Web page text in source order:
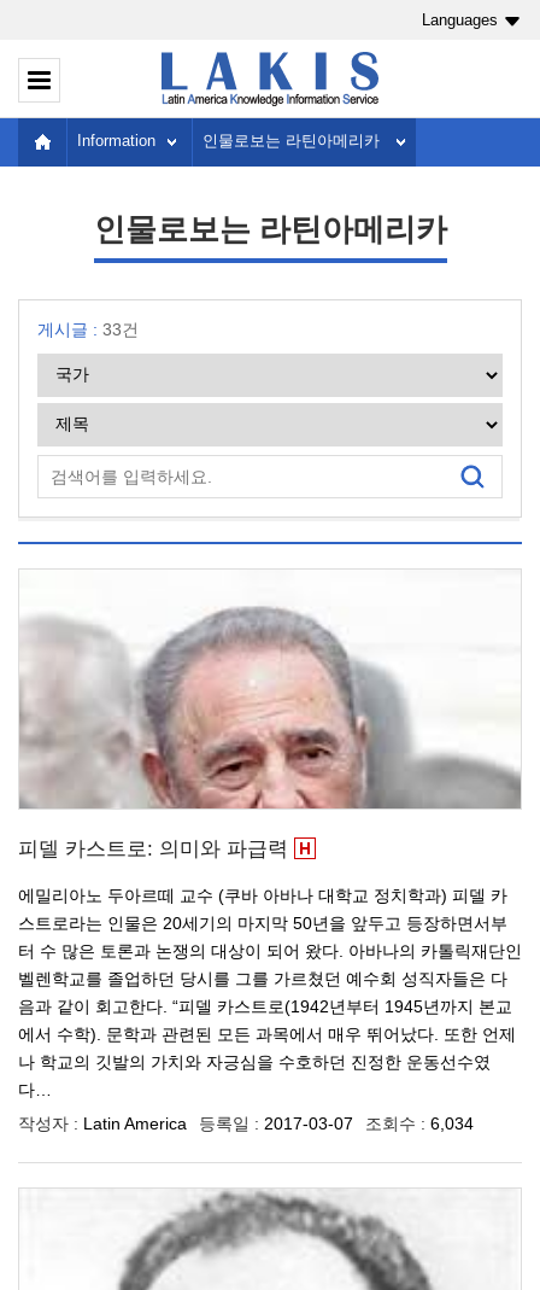
Languages
Information 인물로보는 라틴아메리카
인물로보는 라틴아메리카
게시글 : 33건
피델 카스트로: 의미와 파급력
에밀리아노 두아르떼 교수 (쿠바 아바나 대학교 정치학과) 피델 카
스트로라는 인물은 20세기의 마지막 50년을 앞두고 등장하면서부
터 수 많은 토론과 논쟁의 대상이 되어 왔다. 아바나의 카톨릭재단인
벨렌학교를 졸업하던 당시를 그를 가르쳤던 예수회 성직자들은 다
음과 같이 회고한다. “피델 카스트로(1942년부터 1945년까지 본교
에서 수학). 문학과 관련된 모든 과목에서 매우 뛰어났다. 또한 언제
나 학교의 깃발의 가치와 자긍심을 수호하던 진정한 운동선수였
다…
작성자 : Latin America 등록일 : 2017-03-07 조회수 : 6,034